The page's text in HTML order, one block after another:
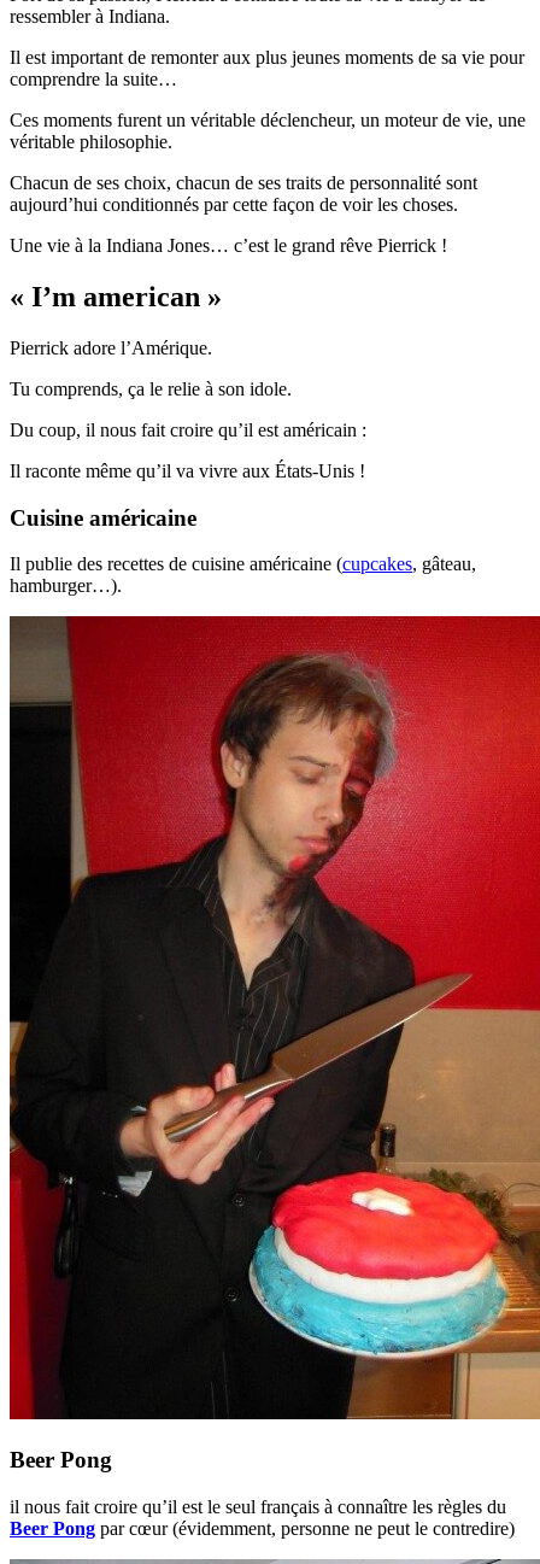
ressembler à Indiana.
Il est important de remonter aux plus jeunes moments de sa vie pour
comprendre la suite…
Ces moments furent un véritable déclencheur, un moteur de vie, une
véritable philosophie.
Chacun de ses choix, chacun de ses traits de personnalité sont
aujourd’hui conditionnés par cette façon de voir les choses.
Une vie à la Indiana Jones… c’est le grand rêve Pierrick !
« I’m american »
Pierrick adore l’Amérique.
Tu comprends, ça le relie à son idole.
Du coup, il nous fait croire qu’il est américain :
Il raconte même qu’il va vivre aux États-Unis !
Cuisine américaine
Il publie des recettes de cuisine américaine (cupcakes, gâteau,
hamburger…).
Beer Pong
il nous fait croire qu’il est le seul français à connaître les règles du
Beer Pong par cœur (évidemment, personne ne peut le contredire)